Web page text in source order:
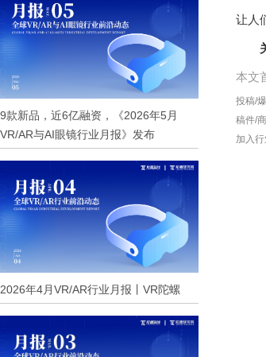
9款新品，近6亿融资，《2026年5月
VR/AR与AI眼镜行业月报》发布
2026年4月VR/AR行业月报丨VR陀螺
让人
本文
投稿/
稿件/
加入行